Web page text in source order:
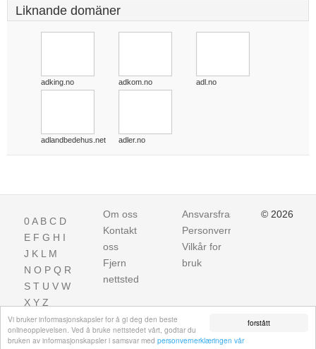
forstått
Vi bruker informasjonskapsler for å gi deg den beste
onlineopplevelsen. Ved å bruke nettstedet vårt, godtar du
bruken av informasjonskapsler i samsvar med personvernerklæringen vår
Liknande domäner
adking.no adkom.no adl.no
adlandbedehus.net adler.no
0A B C D
E F G H I
J K L M
N O P Q R
S T U V W
X Y Z
Om oss
Kontakt
oss
Fjern
nettsted
Ansvarsfraskrivelse
Personvern
Vilkår for
bruk
© 2026